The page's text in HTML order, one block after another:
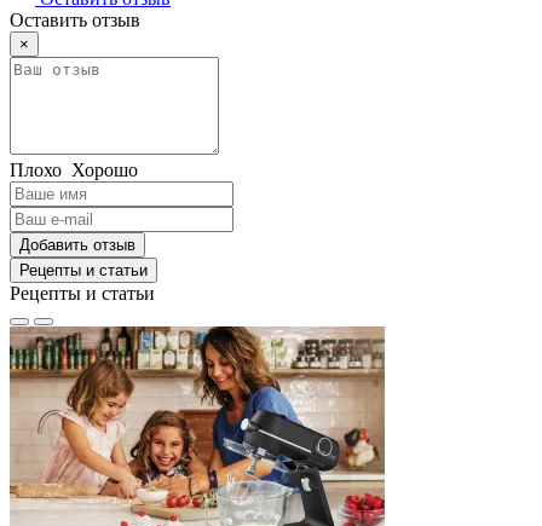
Оставить отзыв
×
Плохо Хорошо
Добавить отзыв
Рецепты и статьи
Рецепты и статьи